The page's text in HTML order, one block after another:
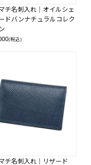
チ名刺入れ｜オイルシェ
ドバンナチュラルコレク
(税込)
チ名刺入れ｜リザード